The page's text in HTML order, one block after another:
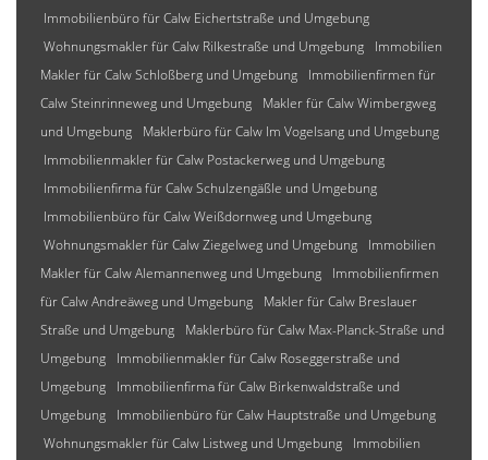
Immobilienbüro für Calw Eichertstraße und Umgebung
Wohnungsmakler für Calw Rilkestraße und Umgebung
Immobilien
Makler für Calw Schloßberg und Umgebung
Immobilienfirmen für
Calw Steinrinneweg und Umgebung
Makler für Calw Wimbergweg
und Umgebung
Maklerbüro für Calw Im Vogelsang und Umgebung
Immobilienmakler für Calw Postackerweg und Umgebung
Immobilienfirma für Calw Schulzengäßle und Umgebung
Immobilienbüro für Calw Weißdornweg und Umgebung
Wohnungsmakler für Calw Ziegelweg und Umgebung
Immobilien
Makler für Calw Alemannenweg und Umgebung
Immobilienfirmen
für Calw Andreäweg und Umgebung
Makler für Calw Breslauer
Straße und Umgebung
Maklerbüro für Calw Max-Planck-Straße und
Umgebung
Immobilienmakler für Calw Roseggerstraße und
Umgebung
Immobilienfirma für Calw Birkenwaldstraße und
Umgebung
Immobilienbüro für Calw Hauptstraße und Umgebung
Wohnungsmakler für Calw Listweg und Umgebung
Immobilien